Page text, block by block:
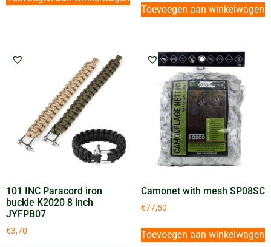
Toevoegen aan winkelwagen
101 INC Paracord iron
buckle K2020 8 inch
JYFPB07
€3,70
Camonet with mesh SP08SC
€77,50
Toevoegen aan winkelwagen